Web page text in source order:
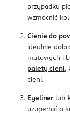
przypadku
wzmocnić
Cienie do
idealnie
matowych i
palety cieni,
cieni.
Eyeliner lub
uzupełnić o